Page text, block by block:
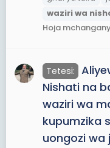
waziriwa
Hoja
Tetesi:
Nishati na
waziri wa
kupumzika
uongozi wa